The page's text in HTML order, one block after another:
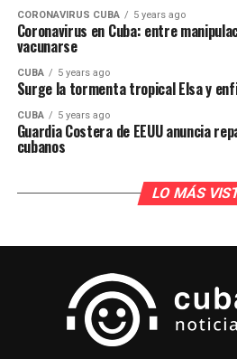
CORONAVIRUS CUBA 5 years ago
Coronavirus en Cuba: entre
vacunarse
CUBA 5 years ago
Surge la tormenta tropical Elsa y
CUBA 5 years ago
Guardia Costera de EEUU anuncia
cubanos
LO MÁS